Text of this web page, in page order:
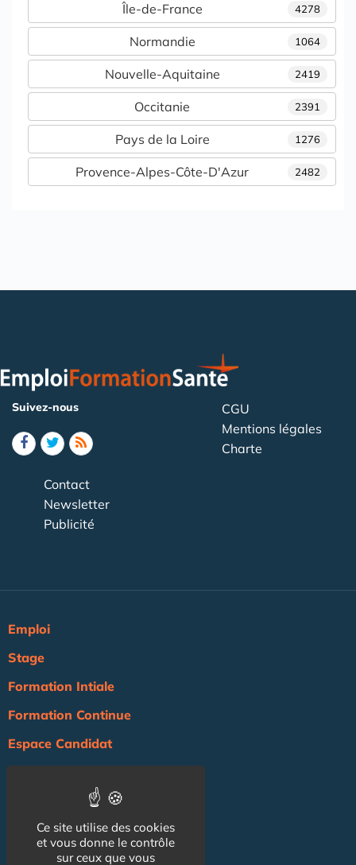
4278
Île-de-France
1064
Normandie
2419
Nouvelle-Aquitaine
2391
Occitanie
1276
Pays de la Loire
2482
Provence-Alpes-Côte-D'Azur
Suivez-nous
CGU
Mentions légales
Charte
Contact
Newsletter
Publicité
Emploi
Stage
Formation Intiale
Formation Continue
Espace Candidat
Agenda
NOS AUTRES SITES :
Ce site utilise des cookies
et vous donne le contrôle
sur ceux que vous